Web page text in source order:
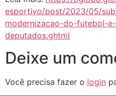
esportivo/post/2023/05/
modernizacao-do-futebol-
deputados.ghtml
Deixe um
Você precisa fazer o login